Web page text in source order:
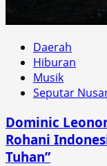
Daerah
Hiburan
Musik
Seputar
Dominic
Rohani
Tuhan”